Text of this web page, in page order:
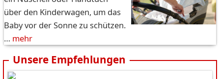
über den Kinderwagen, um das
Baby vor der Sonne zu schützen.
… mehr
Unsere Empfehlungen